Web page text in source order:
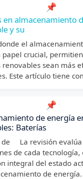
📌
en almacenamiento
y su
el
papel crucial,
sean más
Este artículo tiene
📌
de energía
Baterías
de La revisión evalúa
de cada tecnología,
integral del estado
de energía.